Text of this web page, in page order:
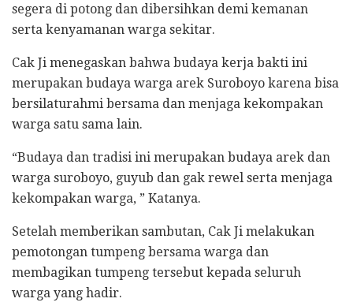
segera di potong dan dibersihkan demi kemanan
serta kenyamanan warga sekitar.
Cak Ji menegaskan bahwa budaya kerja bakti ini
merupakan budaya warga arek Suroboyo karena bisa
bersilaturahmi bersama dan menjaga kekompakan
warga satu sama lain.
“Budaya dan tradisi ini merupakan budaya arek dan
warga suroboyo, guyub dan gak rewel serta menjaga
kekompakan warga, ” Katanya.
Setelah memberikan sambutan, Cak Ji melakukan
pemotongan tumpeng bersama warga dan
membagikan tumpeng tersebut kepada seluruh
warga yang hadir.